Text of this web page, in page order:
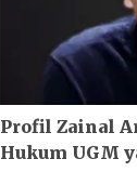
Profil Zainal
Hukum UGM